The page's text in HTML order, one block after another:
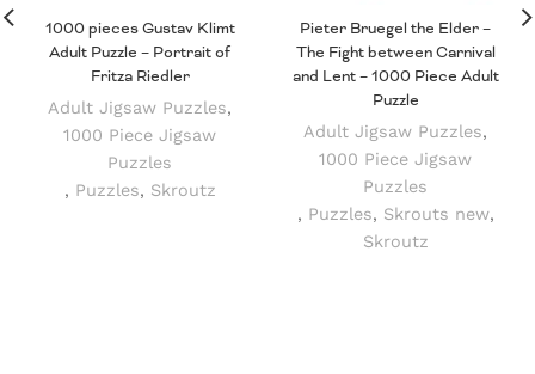
1000 pieces Gustav Klimt
Adult Puzzle – Portrait of
Fritza Riedler
Adult Jigsaw Puzzles,
1000 Piece Jigsaw
Puzzles
, Puzzles, Skroutz
Pieter Bruegel the Elder –
The Fight between Carnival
and Lent – 1000 Piece Adult
Puzzle
Adult Jigsaw Puzzles,
1000 Piece Jigsaw
Puzzles
, Puzzles, Skrouts new,
Skroutz